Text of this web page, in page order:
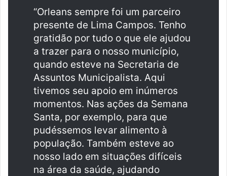
“Orleans sempre foi um parceiro
presente de Lima Campos. Tenho
gratidão por tudo o que ele ajudou
a trazer para o nosso município,
quando esteve na Secretaria de
Assuntos Municipalista. Aqui
tivemos seu apoio em inúmeros
momentos. Nas ações da Semana
Santa, por exemplo, para que
pudéssemos levar alimento à
população. Também esteve ao
nosso lado em situações difíceis
na área da saúde, ajudando